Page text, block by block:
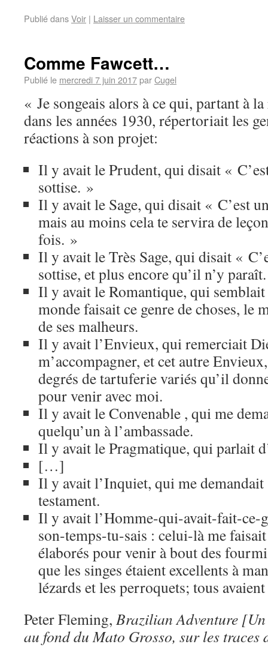
Publié dansVoir | Laisser un commentaire
Comme Fawcett…
Publié le mercredi 7 juin 2017parCugel
« Je songeais alors à ce qui, partant à
dans les années 1930, répertoriait les
réactions à son projet:
Il y avait le Prudent, qui disait «
sottise. »
Il y avait le Sage, qui disait « C’est
mais au moins cela te servira de
fois. »
Il y avait le Très Sage, qui disait «
sottise, et plus encore qu’il n’y
Il y avait le Romantique, qui
monde faisait ce genre de choses, le
de ses malheurs.
Il y avait l’Envieux, qui remerciait
m’accompagner, et cet autre
degrés de tartuferie variés qu’il
pour venir avec moi.
Il y avait le Convenable , qui me
quelqu’un à l’ambassade.
Il y avait le Pragmatique, qui parlait
[…]
Il y avait l’Inquiet, qui me demandait
testament.
Il y avait l’Homme-qui-avait-fait-ce-
son-temps-tu-sais : celui-là me
élaborés pour venir à bout des
que les singes étaient excellents à
lézards et les perroquets; tous
Peter Fleming, Brazilian Adventure
au fond du Mato Grosso, sur les traces